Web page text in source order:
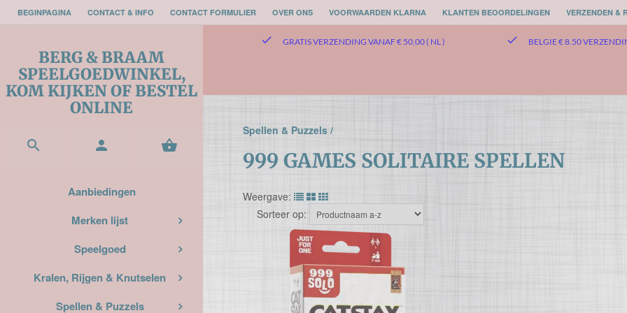
BEGINPAGINA CONTACT & INFO CONTACT FORMULIER OVER ONS VOORWAARDEN KLARNA KLANTEN BEOORDELINGEN VERZENDEN &
BERG & BRAAM
SPEELGOEDWINKEL,
KOM KIJKEN OF BESTEL
ONLINE
  
Aanbiedingen
Merken lijst
Speelgoed
Kralen, Rijgen & Knutselen
Spellen & Puzzels
check GRATIS VERZENDING VANAF € 50,00 ( NL ) check BELGIE € 8.50
Spellen & Puzzels /
999 GAMES SOLITAIRE SPELLEN
Weergave:
Sorteer op: